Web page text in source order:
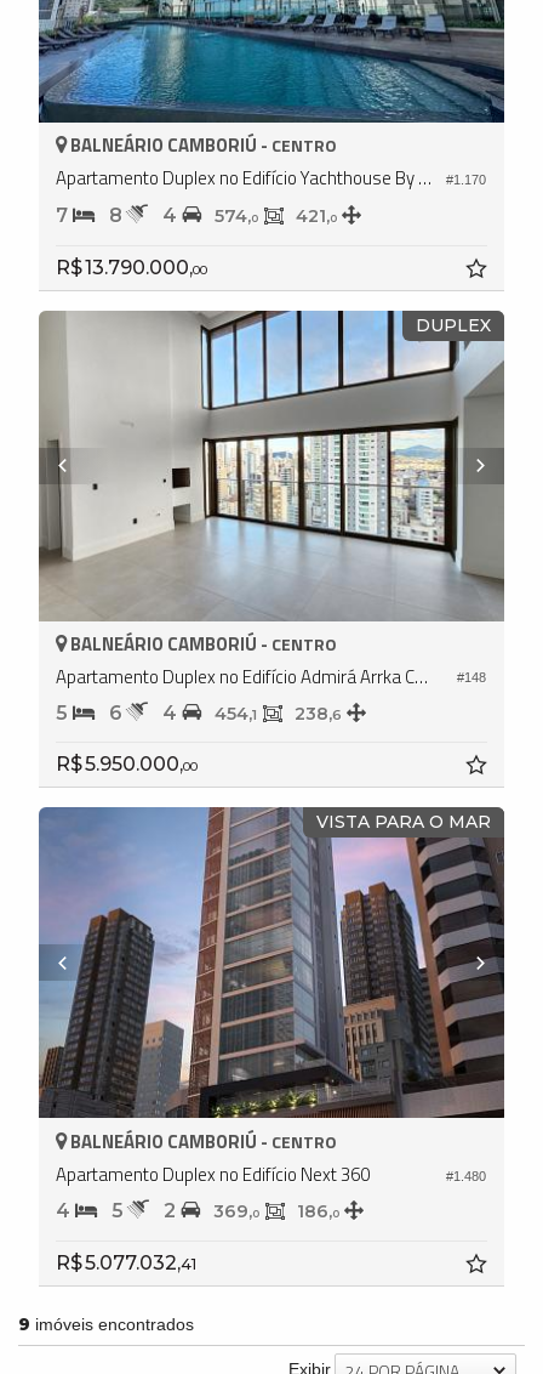
#1.170
BALNEÁRIO CAMBORIÚ - CENTRO
Apartamento Duplex no Edifício Yachthouse By Pininfarina
7 8 4 574,0 421,0
R$ 13.790.000,00
DUPLEX
#148
BALNEÁRIO CAMBORIÚ - CENTRO
Apartamento Duplex no Edifício Admirá Arrka Concept
5 6 4 454,1 238,6
R$ 5.950.000,00
VISTA PARA O MAR
#1.480
BALNEÁRIO CAMBORIÚ - CENTRO
Apartamento Duplex no Edifício Next 360
4 5 2 369,0 186,0
R$ 5.077.032,41
9 imóveis encontrados
Exibir